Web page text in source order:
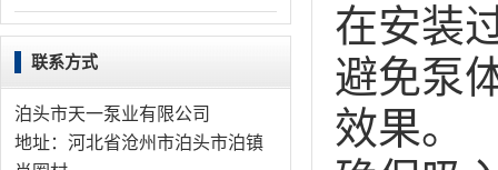
在安装
避免泵
效果。
联系方式
泊头市天一泵业有限公司
地址：河北省沧州市泊头市泊镇